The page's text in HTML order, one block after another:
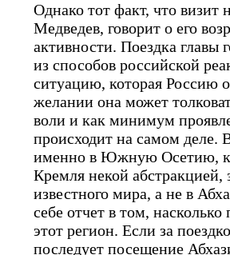
Однако тот факт, что
Медведев, говорит о его
активности. Поездка главы
из способов российской
ситуацию, которая Россию
желании она может
воли и как минимум
происходит на самом деле.
именно в Южную Осетию,
Кремля некой абстракцией,
известного мира, а не в
себе отчет в том,
этот регион. Если за
последует посещение